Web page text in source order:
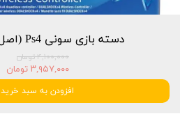
دسته بازی سونی Ps4 (اصل) - Orginal
۴,۱۰۰,۰۰۰ تومان
۳,۹۵۷,۰۰۰ تومان
افزودن به سبد خرید